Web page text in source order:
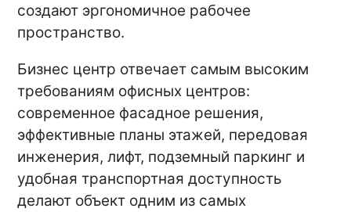
создают эргономичное рабочее
пространство.
Бизнес центр отвечает самым высоким
требованиям офисных центров:
современное фасадное решения,
эффективные планы этажей, передовая
инженерия, лифт, подземный паркинг и
удобная транспортная доступность
делают объект одним из самых